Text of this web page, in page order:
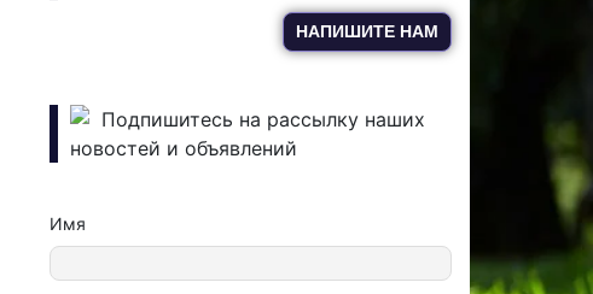
НАПИШИТЕ НАМ
Подпишитесь на рассылку наших
новостей и объявлений
Имя